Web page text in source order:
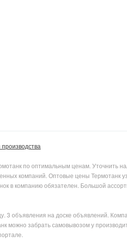
по оптимальным ценам. Уточнить
компаний. Оптовые цены Термотанк
в компанию обязателен. Большой
3 объявления на доске объявлений.
можно забрать самовывозом у